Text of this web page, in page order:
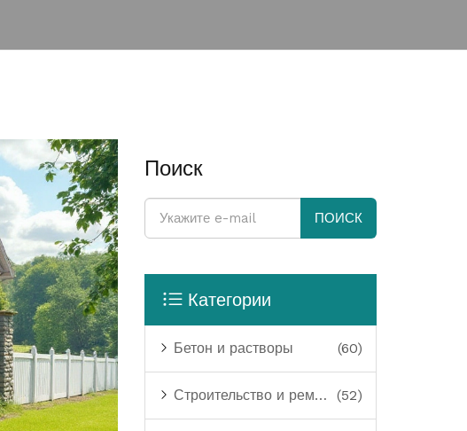
Поиск
ПОИСК
Категории
Бетон и растворы (60)
Строительство и ремонт (52)